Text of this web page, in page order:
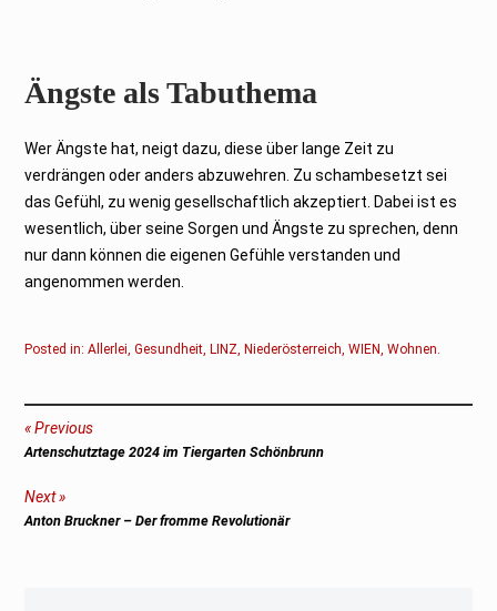
Ängste als Tabuthema
Wer Ängste hat, neigt dazu, diese über lange Zeit zu
verdrängen oder anders abzuwehren. Zu schambesetzt sei
das Gefühl, zu wenig gesellschaftlich akzeptiert. Dabei ist es
wesentlich, über seine Sorgen und Ängste zu sprechen, denn
nur dann können die eigenen Gefühle verstanden und
angenommen werden.
Posted in:Allerlei,Gesundheit,LINZ,Niederösterreich,WIEN,Wohnen.
Beitragsnavigation
Previous
Previous
Artenschutztage 2024 im Tiergarten Schönbrunn
Next
Next
Anton Bruckner – Der fromme Revolutionär